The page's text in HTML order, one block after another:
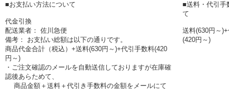
■お支払い方法について
代金引換
配送業者： 佐川急便
備考： お支払い総額は以下の通りです。
商品代金合計（税込）+送料(630円～)+代引手数料(420
円～)
・ご注文確認のメールを自動送信しておりますが在庫確
認後あらためて、
商品金額＋送料＋代引き手数料の金額をメールにて
■送料・代引手
て
送料(630円～
(420円～)